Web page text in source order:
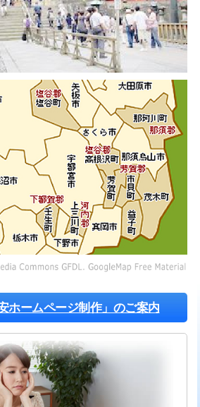
ホームページ制作」のご案内